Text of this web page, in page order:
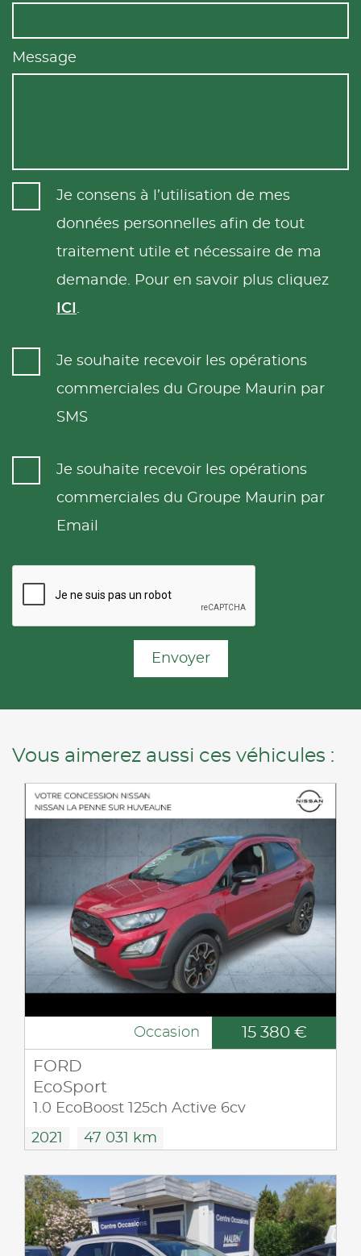
Message
Je consens à l’utilisation de mes
données personnelles afin de tout
traitement utile et nécessaire de ma
demande. Pour en savoir plus cliquez
ICI .
Je souhaite recevoir les opérations
commerciales du Groupe Maurin par
SMS
Je souhaite recevoir les opérations
commerciales du Groupe Maurin par
Email
Envoyer
Vous aimerez aussi ces véhicules :
Occasion 15 380 €
FORD
EcoSport
1.0 EcoBoost 125ch Active 6cv
2021 47 031 km